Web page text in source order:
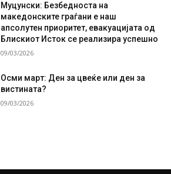
Муцунски: Безбедноста на
македонските граѓани е наш
апсолутен приоритет, евакуацијата од
Блискиот Исток се реализира успешно
09/03/2026
Осми март: Ден за цвеќе или ден за
вистината?
09/03/2026